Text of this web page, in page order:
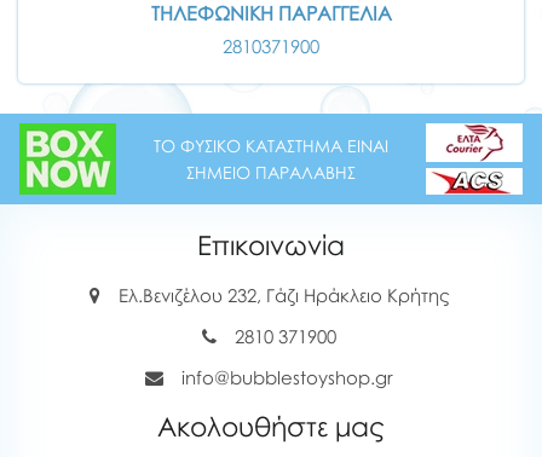
ΤΗΛΕΦΩΝΙΚΗ ΠΑΡΑΓΓΕΛΙΑ
2810371900
ΤΟ ΦΥΣΙΚΟ ΚΑΤΑΣΤΗΜΑ ΕΙΝΑΙ
ΣΗΜΕΙΟ ΠΑΡΑΛΑΒΗΣ
Επικοινωνία
Ελ.Βενιζέλου 232, Γάζι Ηράκλειο Κρήτης
2810 371900
info@bubblestoyshop.gr
Ακολουθήστε μας